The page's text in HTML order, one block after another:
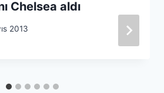
Chelsea aldı
2013